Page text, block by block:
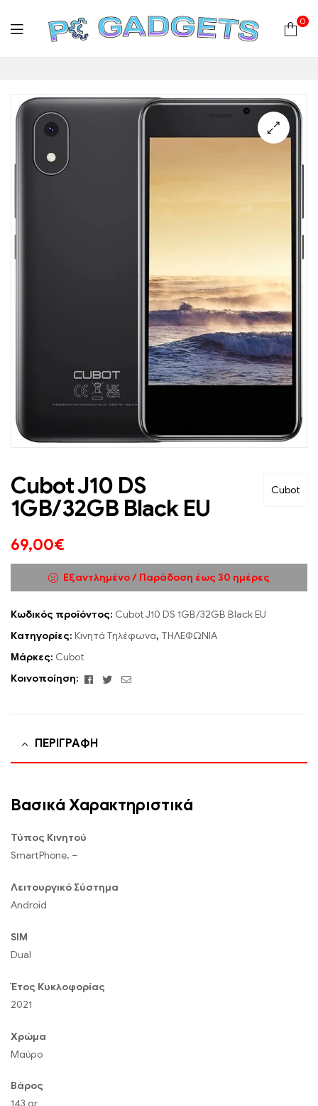
Gadgets
Plus
|
Αναλώσιμα
0
Cubot
Cubot J10 DS
1GB/32GB Black EU
69,00€
Εξαντλημένο / Παράδοση έως 30 ημέρες
Κωδικός προϊόντος: Cubot J10 DS 1GB/32GB Black EU
Κατηγορίες: Κινητά Τηλέφωνα, ΤΗΛΕΦΩΝΙΑ
Μάρκες: Cubot
Κοινοποίηση:
Facebook
TwitterEmail
ΠΕΡΙΓΡΑΦΉ
Βασικά Χαρακτηριστικά
Τύπος Κινητού
SmartPhone, –
Λειτουργικό Σύστημα
Android
SIM
Dual
Έτος Κυκλοφορίας
2021
Χρώμα
Μαύρο
Βάρος